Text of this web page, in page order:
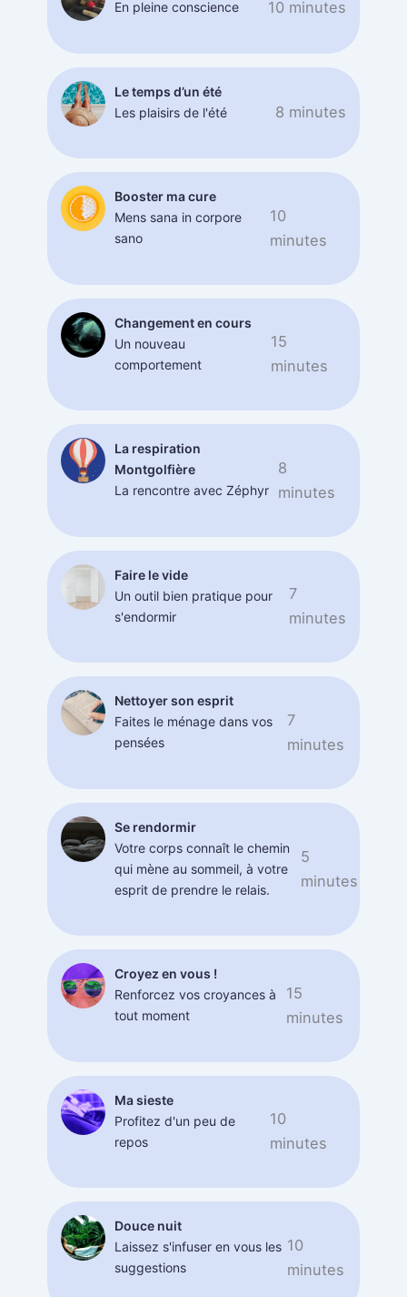
En pleine conscience
10 minutes
Le temps d’un été
Les plaisirs de l'été
8 minutes
Booster ma cure
Mens sana in corpore
sano
10
minutes
Changement en cours
Un nouveau
comportement
15
minutes
La respiration
Montgolfière
La rencontre avec Zéphyr
8
minutes
Faire le vide
Un outil bien pratique pour
s'endormir
7
minutes
Nettoyer son esprit
Faites le ménage dans vos
pensées
7
minutes
Se rendormir
Votre corps connaît le chemin
qui mène au sommeil, à votre
esprit de prendre le relais.
5
minutes
Croyez en vous !
Renforcez vos croyances à
tout moment
15
minutes
Ma sieste
Profitez d'un peu de
repos
10
minutes
Douce nuit
Laissez s'infuser en vous les
suggestions
10
minutes